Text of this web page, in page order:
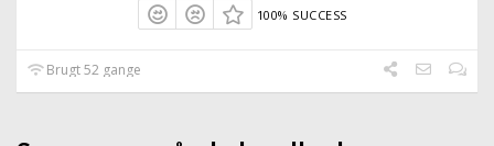
100% SUCCESS
Brugt 52 gange